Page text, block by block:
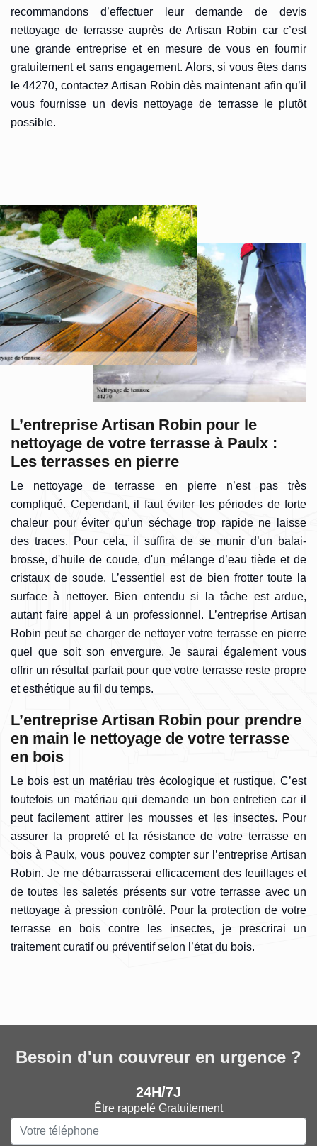
recommandons d’effectuer leur demande de devis
nettoyage de terrasse auprès de Artisan Robin car c’est
une grande entreprise et en mesure de vous en fournir
gratuitement et sans engagement. Alors, si vous êtes dans
le 44270, contactez Artisan Robin dès maintenant afin qu’il
vous fournisse un devis nettoyage de terrasse le plutôt
possible.
L’entreprise Artisan Robin pour le
nettoyage de votre terrasse à Paulx :
Les terrasses en pierre
Le nettoyage de terrasse en pierre n’est pas très
compliqué. Cependant, il faut éviter les périodes de forte
chaleur pour éviter qu’un séchage trop rapide ne laisse
des traces. Pour cela, il suffira de se munir d’un balai-
brosse, d'huile de coude, d'un mélange d’eau tiède et de
cristaux de soude. L’essentiel est de bien frotter toute la
surface à nettoyer. Bien entendu si la tâche est ardue,
autant faire appel à un professionnel. L’entreprise Artisan
Robin peut se charger de nettoyer votre terrasse en pierre
quel que soit son envergure. Je saurai également vous
offrir un résultat parfait pour que votre terrasse reste propre
et esthétique au fil du temps.
L’entreprise Artisan Robin pour prendre
en main le nettoyage de votre terrasse
en bois
Le bois est un matériau très écologique et rustique. C’est
toutefois un matériau qui demande un bon entretien car il
peut facilement attirer les mousses et les insectes. Pour
assurer la propreté et la résistance de votre terrasse en
bois à Paulx, vous pouvez compter sur l’entreprise Artisan
Robin. Je me débarrasserai efficacement des feuillages et
de toutes les saletés présents sur votre terrasse avec un
nettoyage à pression contrôlé. Pour la protection de votre
terrasse en bois contre les insectes, je prescrirai un
traitement curatif ou préventif selon l’état du bois.
Besoin d'un couvreur en urgence ?
24H/7J
Être rappelé Gratuitement